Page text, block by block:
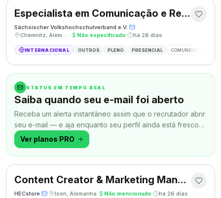
Especialista em Comunicação e Relações Públicas
Sächsischer Volkshochschulverband e.V.·
·
Chemnitz, Alemanha · Não especificado· há 26 dias
INTERNACIONAL OUTROS PLENO PRESENCIAL COMUNICAÇÃO
STATUS EM TEMPO REAL
Saiba quando seu e-mail foi aberto
Receba um alerta instantâneo assim que o recrutador abrir
seu e-mail — e aja enquanto seu perfil ainda está fresco
na memória.
Ver planos PRO
Content Creator & Marketing Manager
HECstore· · Isen, Alemanha· Não mencionado· há 26 dias